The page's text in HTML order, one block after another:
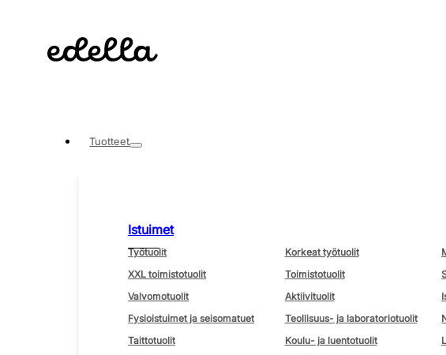
Tuotteet
Istuimet
Työtuolit Korkeat työtuolit
XXL toimistotuolit
Toimistotuolit
Valvomotuolit
Aktiivituolit
Fysioistuimet ja seisomatuet
Teollisuus- ja laboratoriotuolit
Taittotuolit
Koulu- ja luentotuolit